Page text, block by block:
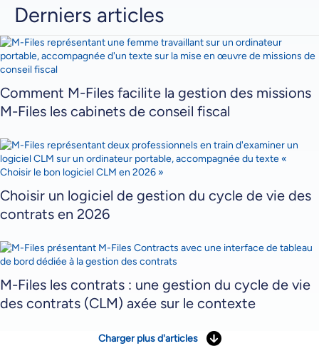
Derniers articles
Comment M-Files facilite la gestion des missions
M-Files les cabinets de conseil fiscal
Choisir un logiciel de gestion du cycle de vie des
contrats en 2026
M-Files les contrats : une gestion du cycle de vie
des contrats (CLM) axée sur le contexte
Charger plus d'articles